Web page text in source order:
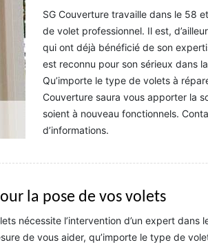
SG Couverture travaille dans le 58
de volet professionnel. Il est,
qui ont déjà bénéficié de son
est reconnu pour son sérieux dans
Qu’importe le type de volets à
Couverture saura vous apporter la
soient à nouveau fonctionnels.
d’informations.
la pose de vos volets
nécessite l’intervention d’un expert
de vous aider, qu’importe le type de